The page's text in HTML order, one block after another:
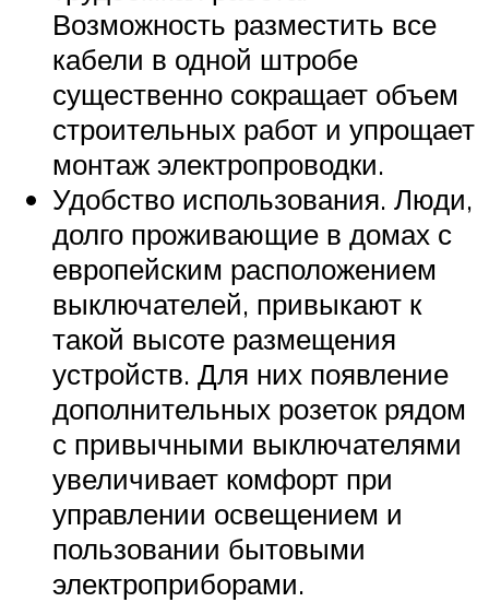
Возможность разместить все
кабели в одной штробе
существенно сокращает объем
строительных работ и упрощает
монтаж электропроводки.
Удобство использования. Люди,
долго проживающие в домах с
европейским расположением
выключателей, привыкают к
такой высоте размещения
устройств. Для них появление
дополнительных розеток рядом
с привычными выключателями
увеличивает комфорт при
управлении освещением и
пользовании бытовыми
электроприборами.